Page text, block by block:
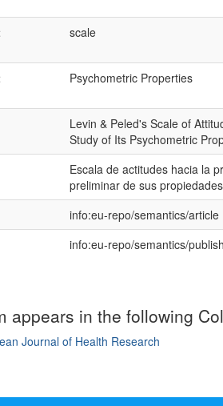
scale
Psychometric Properties
Levin & Peled's Scale of
Study of Its Psychometric
Escala de actitudes hacia la
preliminar de sus
info:eu-repo/semantics/article
info:eu-repo/semantics/
appears in the following
Journal of Health Research